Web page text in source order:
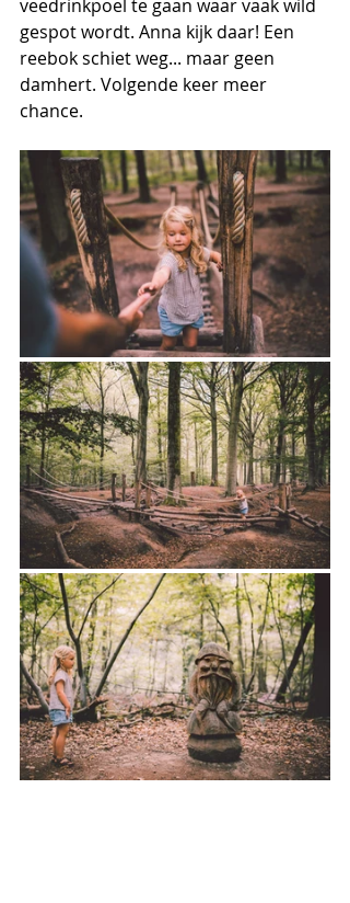
veedrinkpoel te gaan waar vaak wild
gespot wordt. Anna kijk daar! Een
reebok schiet weg... maar geen
damhert. Volgende keer meer
chance.